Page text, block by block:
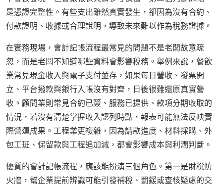
是憑證完整性。有些支出雖然真實發生，卻因為沒有合約、
付款證明、收據或合理說明，導致未來難以作為稅務證據。
在實務現場，會計記帳流程最常見的問題不是老闆故意疏
忽，而是老闆不知道哪些資料會影響稅務。舉例來說，餐飲
業常見現金收入與電子支付並存，如果每日營收、發票開
立、平台撥款與銀行入帳沒有對齊，日後很難還原真實營
收。顧問業則常見合約已簽、服務已提供、款項分期收取的
情況，若沒有清楚掌握收入認列時點，報表可能無法反映實
際營運成果。工程業更複雜，因為請款進度、材料採購、外
包工班、保留款與工程追加減，都會影響成本與利潤判斷。
優質的會計記帳流程，應該能扮演三個角色。第一是財稅防
火牆，幫企業提前辨識可能引發補稅、罰鍰或查核疑慮的交